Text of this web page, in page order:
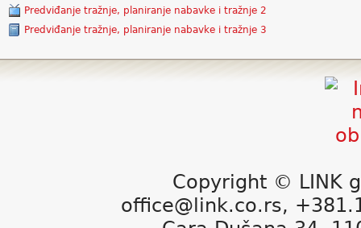
Predviđanje tražnje, planiranje nabavke i tražnje 2
Predviđanje tražnje, planiranje nabavke i tražnje 3
Copyright © LINK
office@link.co.rs,